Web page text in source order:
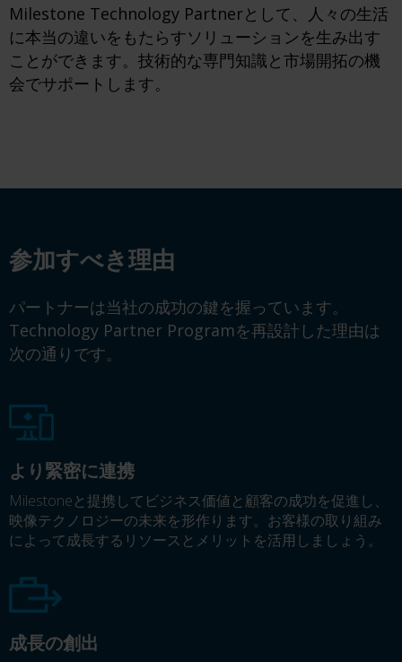
Milestone Technology Partnerとして、人々の生活
に本当の違いをもたらすソリューションを生み出す
ことができます。技術的な専門知識と市場開拓の機
会でサポートします。
参加すべき理由
パートナーは当社の成功の鍵を握っています。
Technology Partner Programを再設計した理由は
次の通りです。
より緊密に連携
Milestoneと提携してビジネス価値と顧客の成功を促進し、
映像テクノロジーの未来を形作ります。お客様の取り組み
によって成長するリソースとメリットを活用しましょう。
成長の創出